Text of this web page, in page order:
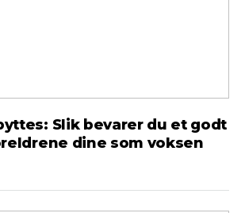
Slik bevarer du et godt
dine som voksen